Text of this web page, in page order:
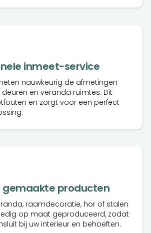
inmeet-service
nauwkeurig de afmetingen
en veranda ruimtes. Dit
en zorgt voor een perfect
gemaakte producten
raamdecoratie, hor of stalen
op maat geproduceerd, zodat
bij uw interieur en behoeften.